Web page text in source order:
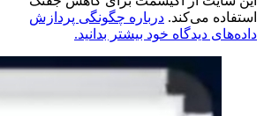
استفاده می‌کند. درباره چگونگی پردازش
داده‌های دیدگاه خود بیشتر بدانید.